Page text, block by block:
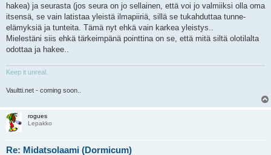
hakea) ja seurasta (jos seura on jo sellainen, että voi jo valmiiksi olla oma
itsensä, se vain latistaa yleistä ilmapiiriä, sillä se tukahduttaa tunne-
elämyksiä ja tunteita. Tämä nyt ehkä vain karkea yleistys..
Mielestäni siis ehkä tärkeimpänä pointtina on se, että mitä siltä olotilalta
odottaa ja hakee..
Keep it unreal.
Vaultti.net - coming soon..
rogues
Lepakko
Re: Midatsolaami (Dormicum)